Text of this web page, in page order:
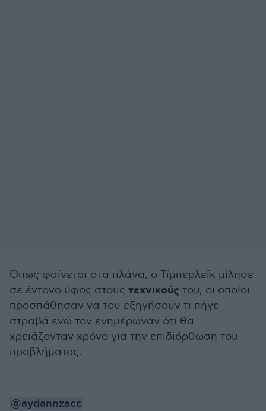
Όπως φαίνεται στα πλάνα, ο Τίμπερλεϊκ μίλησε
σε έντονο ύφος στους τεχνικούς του, οι οποίοι
προσπάθησαν να του εξηγήσουν τι πήγε
στραβά ενώ τον ενημέρωναν ότι θα
χρειάζονταν χρόνο για την επιδιόρθωση του
προβλήματος.
@aydannzacc